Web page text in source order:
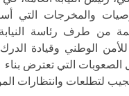
والمخرجات التي
من طرف رئاسة
للأمن الوطني وقيادة
الصعوبات التي تعترض بناء
لتطلعات وانتظارات